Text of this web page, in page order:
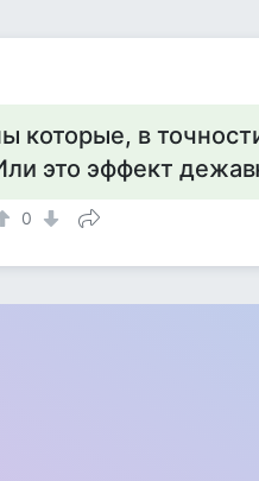
которые, в
это эффект
0